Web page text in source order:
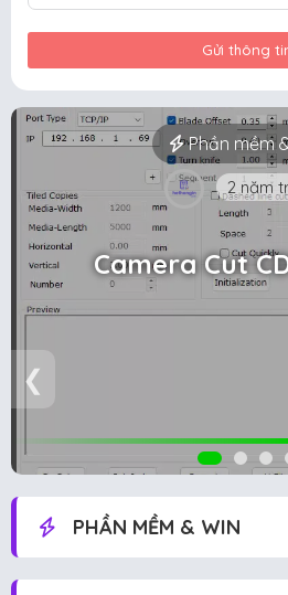
Gửi thông
Phần mềm
2 năm
Camera Cut
❮
PHẦN MỀM & WIN